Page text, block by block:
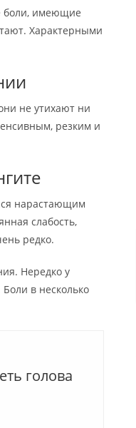
боли, имеющие
Характерными
не утихают ни
резким и
нарастающим
слабость,
редко.
Нередко у
в несколько
голова